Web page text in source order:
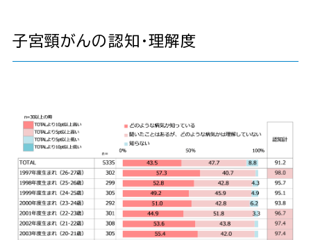
子宮頸がんの認知・理解度